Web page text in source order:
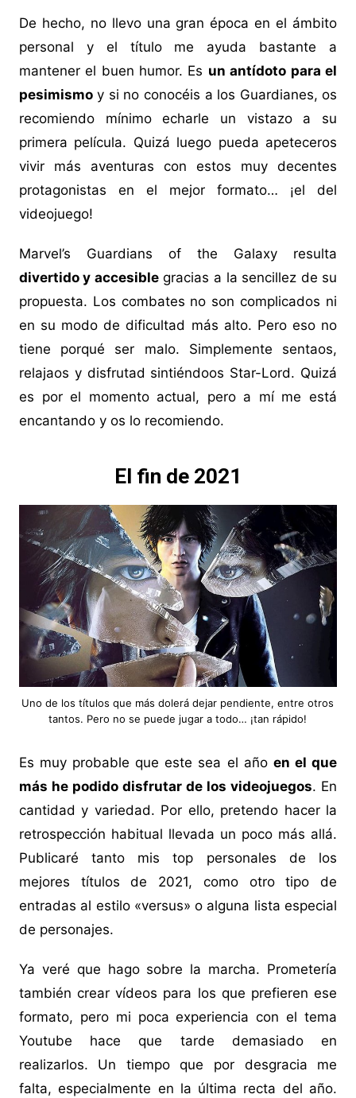
De hecho, no llevo una gran época en el ámbito
personal y el título me ayuda bastante a
mantener el buen humor. Es un antídoto para el
pesimismoy si no conocéis a los Guardianes, os
recomiendo mínimo echarle un vistazo a su
primera película. Quizá luego pueda apeteceros
vivir más aventuras con estos muy decentes
protagonistas en el mejor formato… ¡el del
videojuego!
Marvel’s Guardians of the Galaxy resulta
divertido y accesiblegracias a la sencillez de su
propuesta. Los combates no son complicados ni
en su modo de dificultad más alto. Pero eso no
tiene porqué ser malo. Simplemente sentaos,
relajaos y disfrutad sintiéndoos Star-Lord. Quizá
es por el momento actual, pero a mí me está
encantando y os lo recomiendo.
El fin de 2021
Uno de los títulos que más dolerá dejar pendiente, entre otros
tantos. Pero no se puede jugar a todo… ¡tan rápido!
Es muy probable que este sea el año en el que
más he podido disfrutar de los videojuegos. En
cantidad y variedad. Por ello, pretendo hacer la
retrospección habitual llevada un poco más allá.
Publicaré tanto mis top personales de los
mejores títulos de 2021, como otro tipo de
entradas al estilo «versus» o alguna lista especial
de personajes.
Ya veré que hago sobre la marcha. Prometería
también crear vídeos para los que prefieren ese
formato, pero mi poca experiencia con el tema
Youtube hace que tarde demasiado en
realizarlos. Un tiempo que por desgracia me
falta, especialmente en la última recta del año.